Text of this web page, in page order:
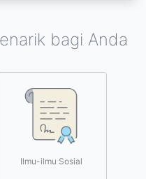
bagi Anda
Ilmu-ilmu Sosial